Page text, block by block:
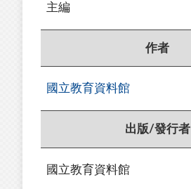
主編
作者
國立教育資料館
出版/發行者
國立教育資料館